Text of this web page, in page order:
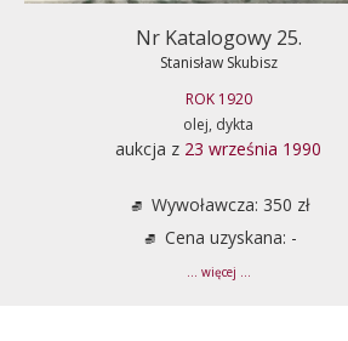
Nr Katalogowy 25.
Stanisław Skubisz
ROK 1920
olej, dykta
aukcja z 23 września 1990
Wywoławcza: 350 zł
Cena uzyskana: -
... więcej ...